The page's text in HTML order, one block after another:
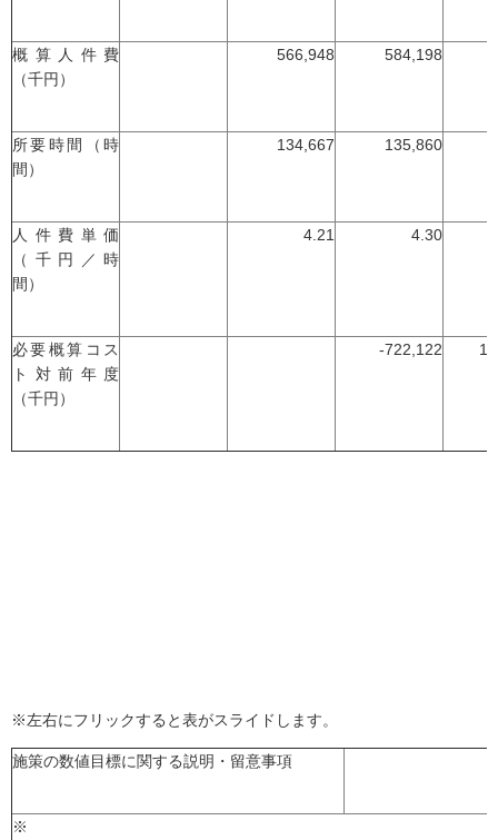
概算人件費
（千円）
566,948 584,198
所要時間（時
間）
134,667 135,860
人件費単価
（千円／時
間）
4.21 4.30
必要概算コス
ト対前年度
（千円）
-722,122
※左右にフリックすると表がスライドします。
施策の数値目標に関する説明・留意事項
※